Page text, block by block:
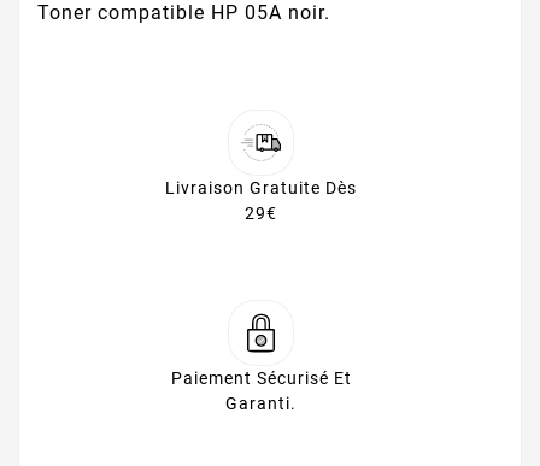
Toner compatible HP 05A noir.
Livraison Gratuite Dès
29€
Paiement Sécurisé Et
Garanti.